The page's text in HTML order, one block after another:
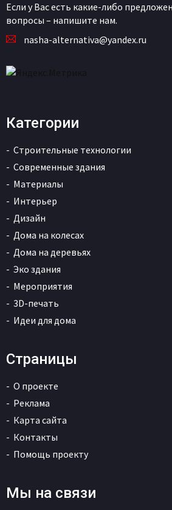
Если у Вас есть какие-либо
вопросы – напишите нам.
nasha-alternativa@yandex.ru
Категории
Строительные технологии
Современные здания
Материалы
Интерьер
Дизайн
Дома на колесах
Дома на деревьях
Эко здания
Мероприятия
3D-печать
Идеи для дома
Страницы
О проекте
Реклама
Карта сайта
Контакты
Помощь проекту
Мы на связи